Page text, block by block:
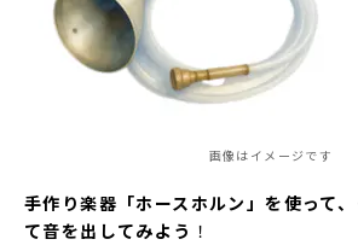
画像はイメージです
手作り楽器「ホースホルン」を使って
て音を出してみよう ！